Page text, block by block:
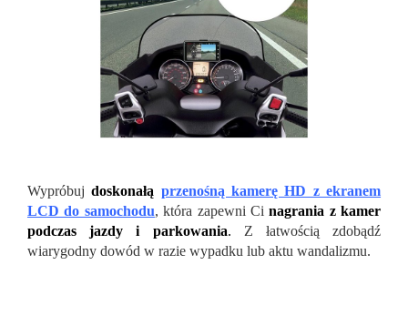
Wypróbujdoskonałą przenośną kamerę HD z ekranem
LCD do samochodu, która zapewni Cinagrania z kamer
podczas jazdy i parkowania. Z łatwością zdobądź
wiarygodny dowód w razie wypadku lub aktu wandalizmu.